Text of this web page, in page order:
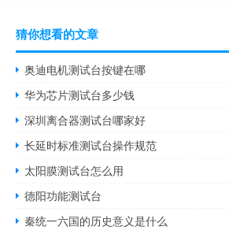
猜你想看的文章
奥迪电机测试台按键在哪
华为芯片测试台多少钱
深圳离合器测试台哪家好
长延时标准测试台操作规范
太阳膜测试台怎么用
德阳功能测试台
秦统一六国的历史意义是什么